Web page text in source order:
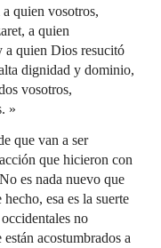
quien vosotros,
a quien
a quien Dios resucitó
dignidad y dominio,
vosotros,
»
que van a ser
que hicieron con
es nada nuevo que
esa es la suerte
no
acostumbrados a